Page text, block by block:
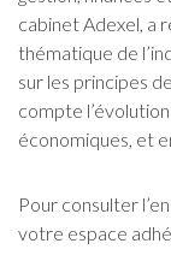
cabinet Adexel, a
thématique de
sur les principes
compte
économiques, et
Pour consulter
votre espace